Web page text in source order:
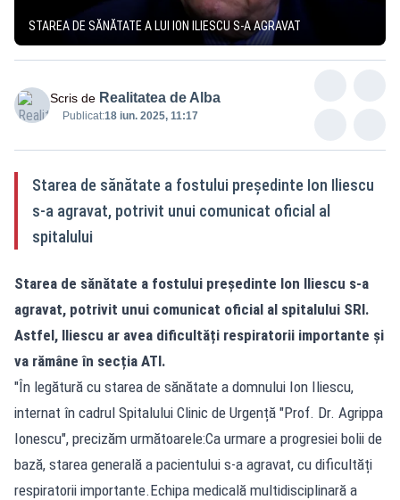
STAREA DE SĂNĂTATE A LUI ION ILIESCU S-A AGRAVAT
Scris de Realitatea de Alba
Publicat:18 iun. 2025, 11:17
Starea de sănătate a fostului președinte Ion Iliescu
s-a agravat, potrivit unui comunicat oficial al
spitalului
Starea de sănătate a fostului președinte Ion Iliescu s-a
agravat, potrivit unui comunicat oficial al spitalului SRI.
Astfel, Iliescu ar avea dificultăți respiratorii importante și
va rămâne în secția ATI.
"În legătură cu starea de sănătate a domnului Ion Iliescu,
internat în cadrul Spitalului Clinic de Urgență "Prof. Dr. Agrippa
Ionescu", precizăm următoarele:Ca urmare a progresiei bolii de
bază, starea generală a pacientului s-a agravat, cu dificultăți
respiratorii importante.Echipa medicală multidisciplinară a